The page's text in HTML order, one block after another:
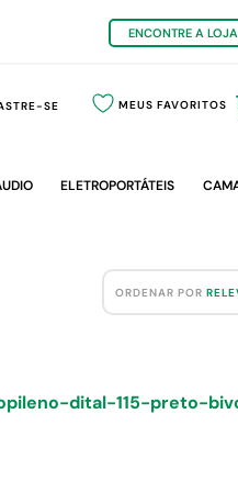
ENCONTRE A
SE MEUS FAVORITOS
ELETROPORTÁTEIS
ORDENAR POR
dital-115-preto-